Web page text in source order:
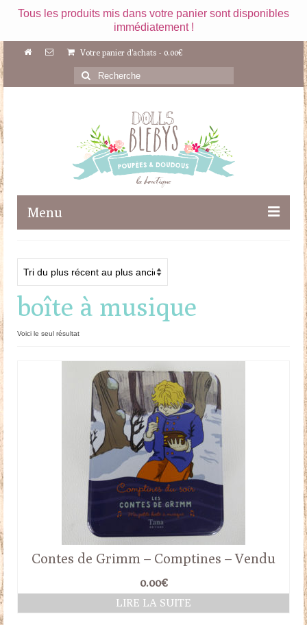
Tous les produits mis dans votre panier sont disponibles
immédiatement !
Votre panier d'achats - 0.00€
Rechercher
:
Menu
Maileg
Poupées
Doudous
Mobilier & Accessoires
boîte à musique
Voici le seul résultat
Contes de Grimm – Comptines – Vendu
0.00€
LIRE LA SUITE